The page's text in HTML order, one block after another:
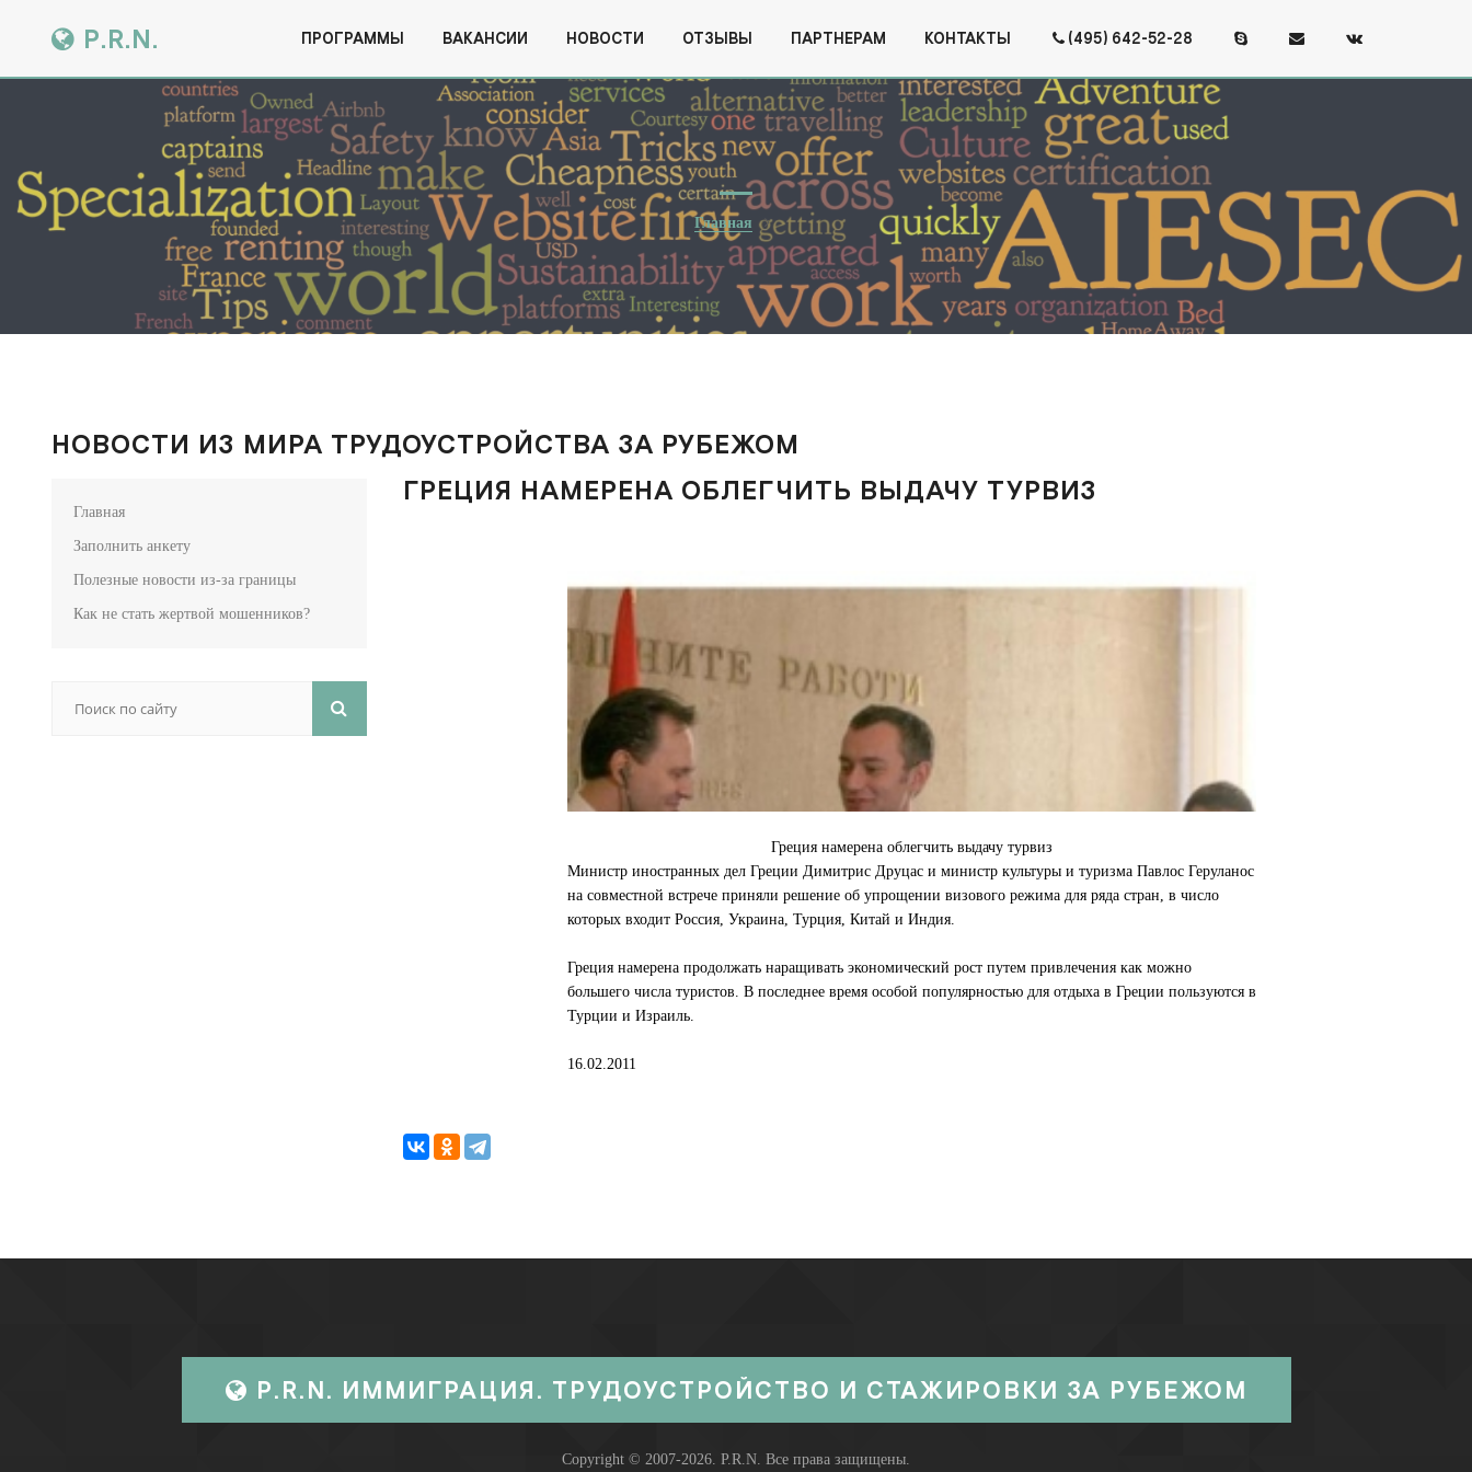
P.R.N. ПРОГРАММЫ ВАКАНСИИ НОВОСТИ ОТЗЫВЫ ПАРТНЕРАМ КОНТАКТЫ (495) 642-52-28
Главная
НОВОСТИ ИЗ МИРА ТРУДОУСТРОЙСТВА ЗА РУБЕЖОМ
ГРЕЦИЯ НАМЕРЕНА ОБЛЕГЧИТЬ ВЫДАЧУ ТУРВИЗ
Греция намерена облегчить выдачу турвиз
Министр иностранных дел Греции Димитрис Друцас и министр культуры и туризма Павлос Геруланос
на совместной встрече приняли решение об упрощении визового режима для ряда стран, в число
которых входит Россия, Украина, Турция, Китай и Индия.
Греция намерена продолжать наращивать экономический рост путем привлечения как можно
большего числа туристов. В последнее время особой популярностью для отдыха в Греции пользуются в
Турции и Израиль.
16.02.2011
Главная
Заполнить анкету
Полезные новости из-за границы
Как не стать жертвой мошенников?
P.R.N. ИММИГРАЦИЯ. ТРУДОУСТРОЙСТВО И СТАЖИРОВКИ ЗА РУБЕЖОМ
Copyright © 2007-2026. P.R.N. Все права защищены.